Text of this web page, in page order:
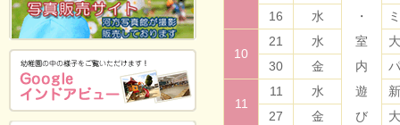
・
室
内
遊
び
16
水
10
21 水
30
金
11
11 水
27
金